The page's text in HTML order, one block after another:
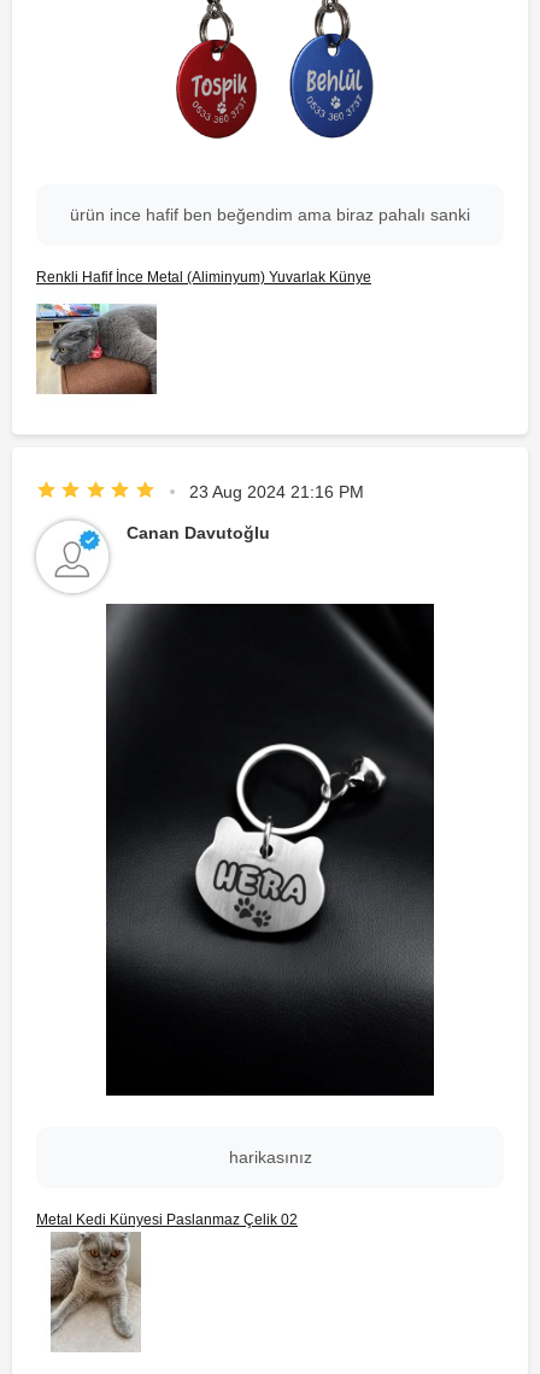
ürün ince hafif ben beğendim ama biraz pahalı sanki
Renkli Hafif İnce Metal (Aliminyum) Yuvarlak Künye
23 Aug 2024 21:16 PM
Canan Davutoğlu
harikasınız
Metal Kedi Künyesi Paslanmaz Çelik 02